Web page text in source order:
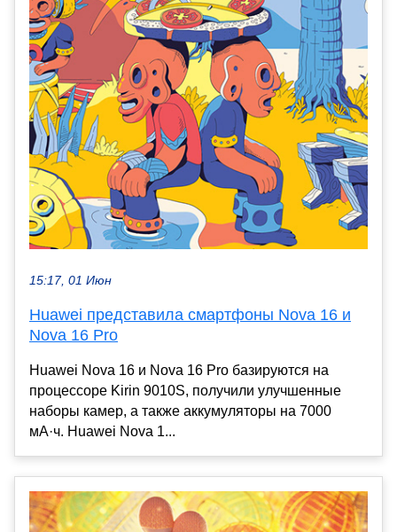
15:17, 01 Июн
Huawei представила смартфоны Nova 16 и
Nova 16 Pro
Huawei Nova 16 и Nova 16 Pro базируются на
процессоре Kirin 9010S, получили улучшенные
наборы камер, а также аккумуляторы на 7000
мА·ч. Huawei Nova 1...